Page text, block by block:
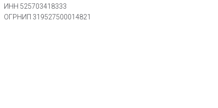
ИНН 525703418333
ОГРНИП 319527500014821